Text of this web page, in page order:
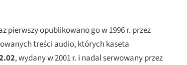
opublikowano go w 1996 r. przez
treści audio, których kaseta
, wydany w 2001 r. i nadal serwowany przez